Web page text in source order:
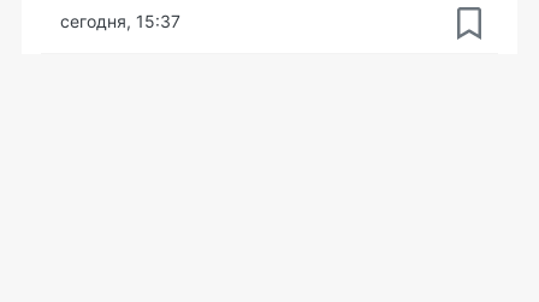
сегодня, 15:37